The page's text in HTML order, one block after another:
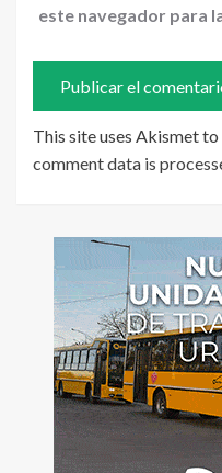
este navegador para
This site uses Akismet to
comment data is